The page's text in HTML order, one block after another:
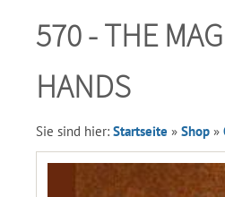
570 - THE
HANDS
Sie sind hier: Startseite » Shop »